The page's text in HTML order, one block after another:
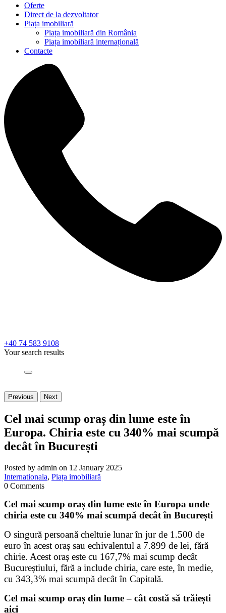
Oferte
Direct de la dezvoltator
Piața imobiliară
Piața imobiliară din România
Piața imobiliară internațională
Contacte
+40 74 583 9108
Your search results
Previous Next
Cel mai scump oraș din lume este în
Europa. Chiria este cu 340% mai scumpă
decât în București
Posted by admin on 12 January 2025
Internationala, Piața imobiliară
0 Comments
Cel mai scump oraș din lume este în Europa unde
chiria este cu 340% mai scumpă decât în București
O singură persoană cheltuie lunar în jur de 1.500 de
euro în acest oraș sau echivalentul a 7.899 de lei, fără
chirie. Acest oraș este cu 167,7% mai scump decât
Bucureștiului, fără a include chiria, care este, în medie,
cu 343,3% mai scumpă decât în Capitală.
Cel mai scump oraș din lume – cât costă să trăiești
aici